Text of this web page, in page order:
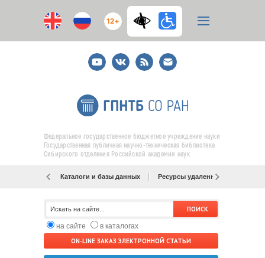
12+
YoutubeВКонтакте
RSS
E-
mail
подписка
Федеральное государственное бюджетное учреждение науки
Государственная публичная научно-техническая библиотека
Сибирского отделения Российской академии наук
Каталоги и базы данных Ресурсы удаленного доступа
на сайте
в каталогах
ON-LINE ЗАКАЗ ЭЛЕКТРОННОЙ СТАТЬИ